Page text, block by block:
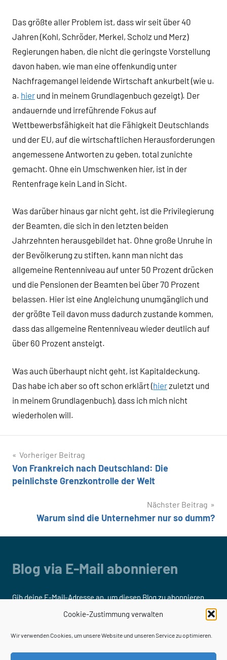
Cookie-Zustimmung verwalten
Wir verwenden Cookies, um unsere Website und unseren Service zu optimieren.
Das größte aller Problem ist, dass wir seit über 40
Jahren (Kohl, Schröder, Merkel, Scholz und Merz)
Regierungen haben, die nicht die geringste Vorstellung
davon haben, wie man eine offenkundig unter
Nachfragemangel leidende Wirtschaft ankurbelt (wie u.
a. hier und in meinem Grundlagenbuch gezeigt). Der
andauernde und irreführende Fokus auf
Wettbewerbsfähigkeit hat die Fähigkeit Deutschlands
und der EU, auf die wirtschaftlichen Herausforderungen
angemessene Antworten zu geben, total zunichte
gemacht. Ohne ein Umschwenken hier, ist in der
Rentenfrage kein Land in Sicht.
Was darüber hinaus gar nicht geht, ist die Privilegierung
der Beamten, die sich in den letzten beiden
Jahrzehnten herausgebildet hat. Ohne große Unruhe in
der Bevölkerung zu stiften, kann man nicht das
allgemeine Rentenniveau auf unter 50 Prozent drücken
und die Pensionen der Beamten bei über 70 Prozent
belassen. Hier ist eine Angleichung unumgänglich und
der größte Teil davon muss dadurch zustande kommen,
dass das allgemeine Rentenniveau wieder deutlich auf
über 60 Prozent ansteigt.
Was auch überhaupt nicht geht, ist Kapitaldeckung.
Das habe ich aber so oft schon erklärt (hierzuletzt und
in meinem Grundlagenbuch), dass ich mich nicht
wiederholen will.
Beitragsnavigation
Vorheriger Beitrag
Von Frankreich nach Deutschland: Die
peinlichste Grenzkontrolle der Welt
Nächster Beitrag
Warum sind die Unternehmer nur so dumm?
Blog via E-Mail abonnieren
Gib deine E-Mail-Adresse an, um diesen Blog zu abonnieren
und Benachrichtigungen über neue Beiträge via E-Mail zu